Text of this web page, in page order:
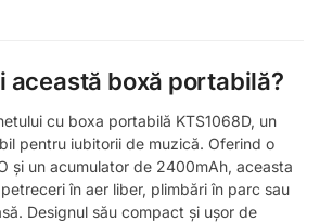
această boxă portabilă?
cu boxa portabilă KTS1068D, un
pentru iubitorii de muzică. Oferind o
și un acumulator de 2400mAh, aceasta
în aer liber, plimbări în parc sau
Designul său compact și ușor de